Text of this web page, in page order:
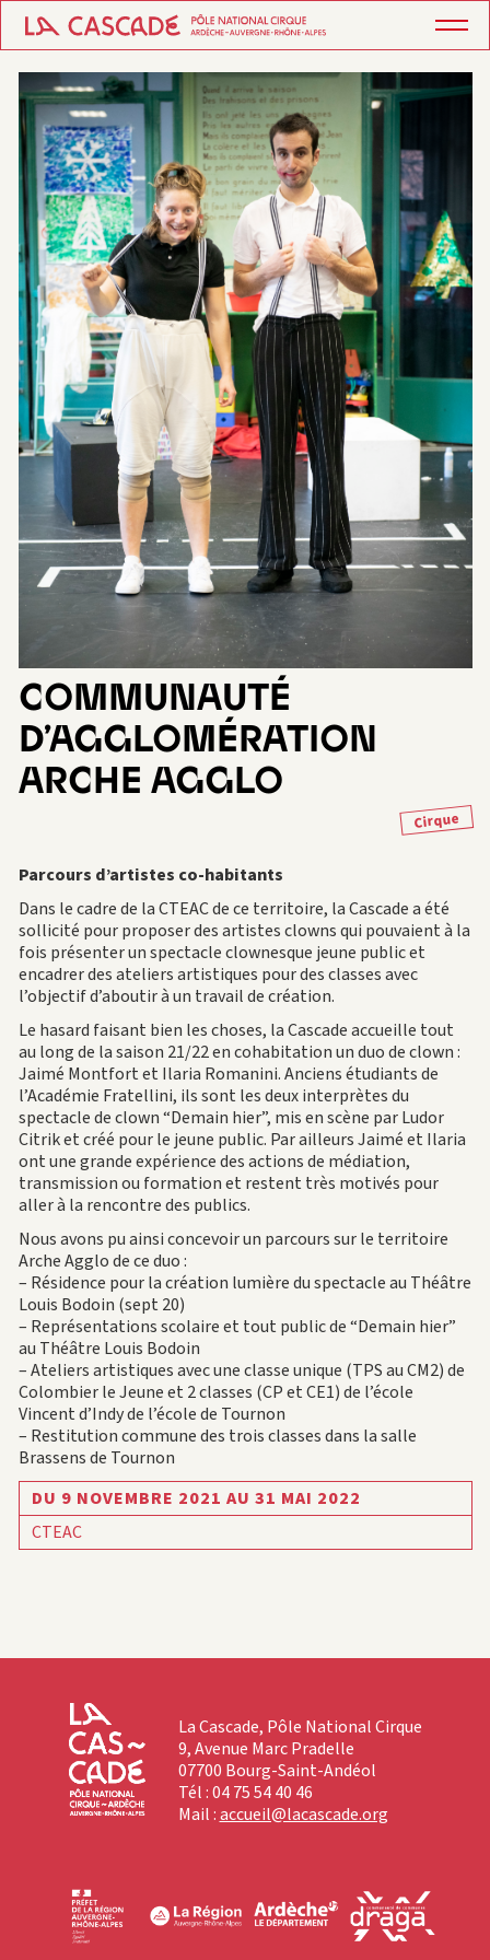
COMMUNAUTÉ
D’AGGLOMÉRATION
ARCHE AGGLO
Cirque
Parcours d’artistes co-habitants
Dans le cadre de la CTEAC de ce territoire, la Cascade a été
sollicité pour proposer des artistes clowns qui pouvaient à la
fois présenter un spectacle clownesque jeune public et
encadrer des ateliers artistiques pour des classes avec
l’objectif d’aboutir à un travail de création.
Le hasard faisant bien les choses, la Cascade accueille tout
au long de la saison 21/22 en cohabitation un duo de clown :
Jaimé Montfort et Ilaria Romanini. Anciens étudiants de
l’Académie Fratellini, ils sont les deux interprètes du
spectacle de clown “Demain hier”, mis en scène par Ludor
Citrik et créé pour le jeune public. Par ailleurs Jaimé et Ilaria
ont une grande expérience des actions de médiation,
transmission ou formation et restent très motivés pour
aller à la rencontre des publics.
Nous avons pu ainsi concevoir un parcours sur le territoire
Arche Agglo de ce duo :
– Résidence pour la création lumière du spectacle au Théâtre
Louis Bodoin (sept 20)
– Représentations scolaire et tout public de “Demain hier”
au Théâtre Louis Bodoin
– Ateliers artistiques avec une classe unique (TPS au CM2) de
Colombier le Jeune et 2 classes (CP et CE1) de l’école
Vincent d’Indy de l’école de Tournon
– Restitution commune des trois classes dans la salle
Brassens de Tournon
DU 9 NOVEMBRE 2021 AU 31 MAI 2022
CTEAC
La Cascade, Pôle National Cirque
9, Avenue Marc Pradelle
07700 Bourg-Saint-Andéol
Tél : 04 75 54 40 46
Mail :accueil@lacascade.org